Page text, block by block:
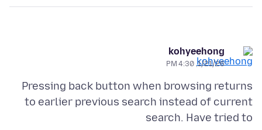
kohyeehong
1/21/26, 4:30 PM
Pressing back button when browsing returns
to earlier previous search instead of current
search. Have tried to